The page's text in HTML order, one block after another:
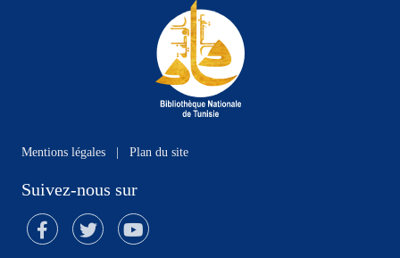
Mentions légales Plan du site
Suivez-nous sur